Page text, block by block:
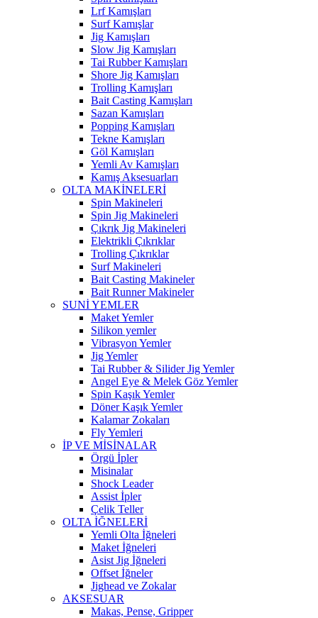
Lrf Kamışları
Surf Kamışlar
Jig Kamışları
Slow Jig Kamışları
Tai Rubber Kamışları
Shore Jig Kamışları
Trolling Kamışları
Bait Casting Kamışları
Sazan Kamışları
Popping Kamışları
Tekne Kamışları
Göl Kamışları
Yemli Av Kamışları
Kamış Aksesuarları
OLTA MAKİNELERİ
Spin Makineleri
Spin Jig Makineleri
Çıkrık Jig Makineleri
Elektrikli Çıkrıklar
Trolling Çıkrıklar
Surf Makineleri
Bait Casting Makineler
Bait Runner Makineler
SUNİ YEMLER
Maket Yemler
Silikon yemler
Vibrasyon Yemler
Jig Yemler
Tai Rubber & Silider Jig Yemler
Angel Eye & Melek Göz Yemler
Spin Kaşık Yemler
Döner Kaşık Yemler
Kalamar Zokaları
Fly Yemleri
İP VE MİSİNALAR
Örgü İpler
Misinalar
Shock Leader
Assist İpler
Çelik Teller
OLTA İĞNELERİ
Yemli Olta İğneleri
Maket İğneleri
Asist Jig İğneleri
Offset İğneler
Jighead ve Zokalar
AKSESUAR
Makas, Pense, Gripper